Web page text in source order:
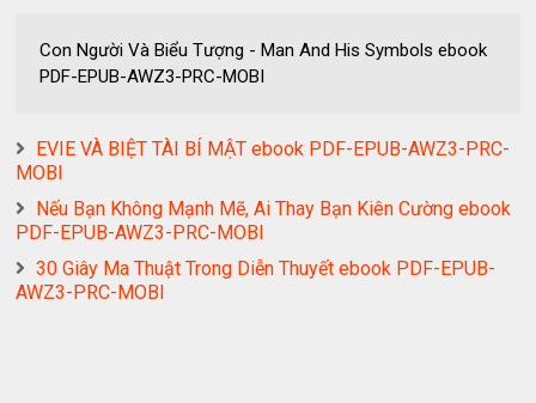
Con Người Và Biểu Tượng - Man And His Symbols ebook
PDF-EPUB-AWZ3-PRC-MOBI
EVIE VÀ BIỆT TÀI BÍ MẬT ebook PDF-EPUB-AWZ3-PRC-
MOBI
Nếu Bạn Không Mạnh Mẽ, Ai Thay Bạn Kiên Cường ebook
PDF-EPUB-AWZ3-PRC-MOBI
30 Giây Ma Thuật Trong Diễn Thuyết ebook PDF-EPUB-
AWZ3-PRC-MOBI